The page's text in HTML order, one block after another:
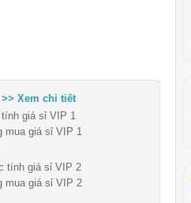
>> Xem chi tiết
giá sỉ VIP 1
mua giá sỉ VIP 1
tính giá sỉ VIP 2
mua giá sỉ VIP 2